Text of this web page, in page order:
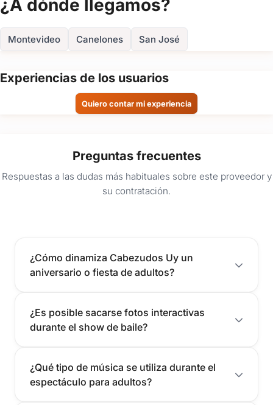
¡Así que vení y uníte a nosotros en un espectáculo que te
¡No te lo podés perder!
diversión inolvidable que merecés.
FOTOS
¿A dónde llegamos?
Montevideo Canelones San José
Experiencias de los usuarios
Quiero contar mi experiencia
Preguntas frecuentes
Respuestas a las dudas más habituales sobre este proveedor y
su contratación.
¿Cómo dinamiza Cabezudos Uy un
aniversario o fiesta de adultos?
¿Es posible sacarse fotos interactivas
durante el show de baile?
¿Qué tipo de música se utiliza durante el
espectáculo para adultos?